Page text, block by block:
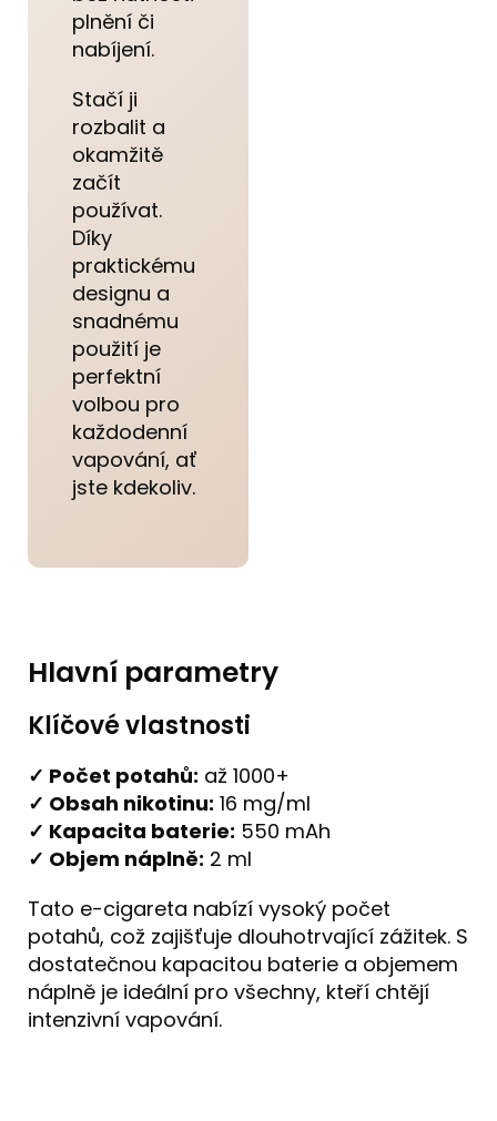
plnění či
nabíjení.
Stačí ji
rozbalit a
okamžitě
začít
používat.
Díky
praktickému
designu a
snadnému
použití je
perfektní
volbou pro
každodenní
vapování, ať
jste kdekoliv.
Hlavní parametry
Klíčové vlastnosti
✓ Počet potahů: až 1000+
✓ Obsah nikotinu: 16 mg/ml
✓ Kapacita baterie: 550 mAh
✓ Objem náplně: 2 ml
Tato e-cigareta nabízí vysoký počet
potahů, což zajišťuje dlouhotrvající zážitek. S
dostatečnou kapacitou baterie a objemem
náplně je ideální pro všechny, kteří chtějí
intenzivní vapování.